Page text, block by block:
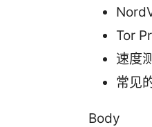
Tor
速度
常见
Body